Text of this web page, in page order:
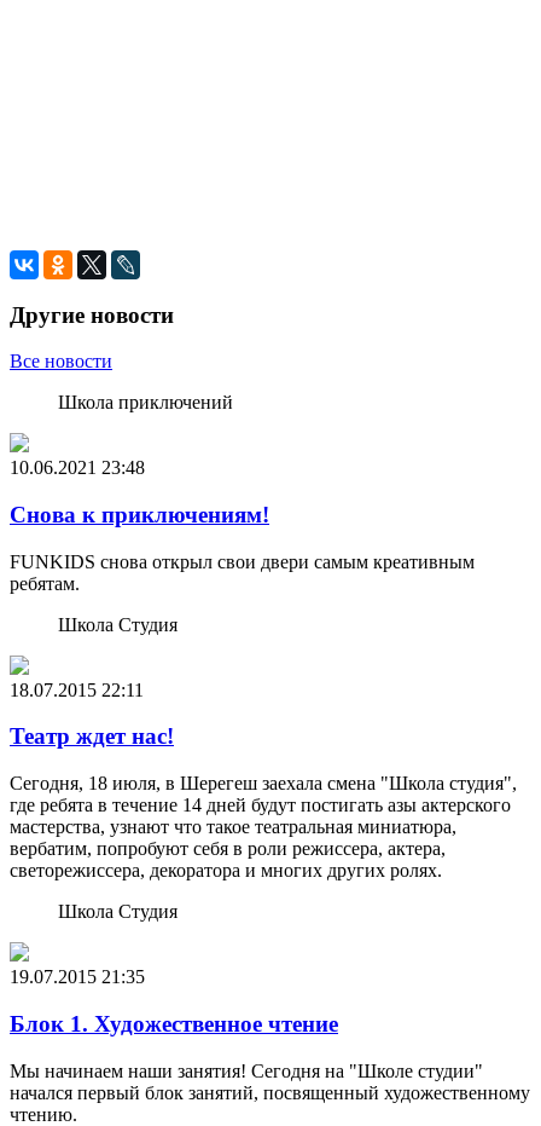
Другие новости
Все новости
Школа приключений
10.06.2021 23:48
Снова к приключениям!
FUNKIDS снова открыл свои двери самым креативным
ребятам.
Школа Студия
18.07.2015 22:11
Театр ждет нас!
Сегодня, 18 июля, в Шерегеш заехала смена "Школа студия",
где ребята в течение 14 дней будут постигать азы актерского
мастерства, узнают что такое театральная миниатюра,
вербатим, попробуют себя в роли режиссера, актера,
светорежиссера, декоратора и многих других ролях.
Школа Студия
19.07.2015 21:35
Блок 1. Художественное чтение
Мы начинаем наши занятия! Сегодня на "Школе студии"
начался первый блок занятий, посвященный художественному
чтению.